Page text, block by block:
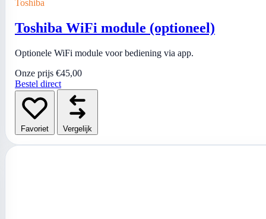
Toshiba
Toshiba WiFi module (optioneel)
Optionele WiFi module voor bediening via app.
Onze prijs €45,00
Bestel direct
Favoriet Vergelijk